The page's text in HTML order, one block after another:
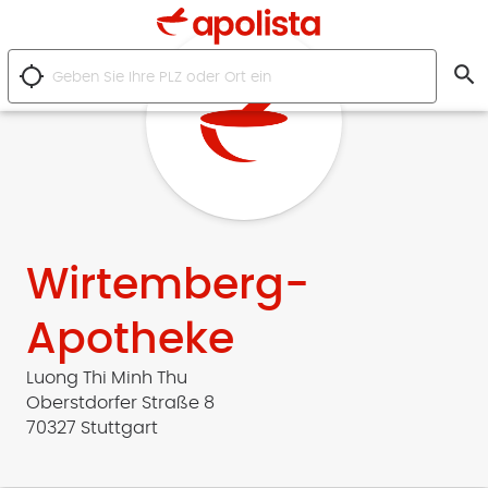
location_searching search
Wirtemberg-
Apotheke
Luong Thi Minh Thu
Oberstdorfer Straße 8
70327 Stuttgart